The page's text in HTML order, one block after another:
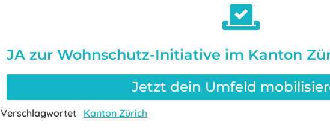
JA zur Wohnschutz-Initiative im Kanton
Jetzt dein Umfeld
Verschlagwortet Kanton Zürich